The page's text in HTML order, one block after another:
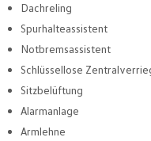
Dachreling
Spurhalteassistent
Notbremsassistent
Schlüssellose
Sitzbelüftung
Alarmanlage
Armlehne